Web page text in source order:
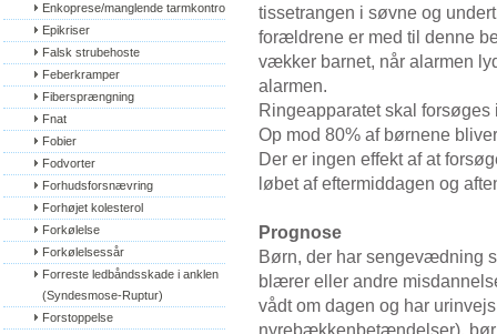
Enkoprese/manglende tarmkontrol
Epikriser
Falsk strubehoste
Feberkramper
Fibersprængning
Fnat
Fobier
Fodvorter
Forhudsforsnævring
Forhøjet kolesterol
Forkølelse
Forkølelsessår
Forreste ledbåndsskade i anklen
(Syndesmose-Ruptur)
Forstoppelse
tissetrangen i søvne og
forældrene er med til denne
vækker barnet, når alarmen
alarmen.
Ringeapparatet skal forsøges
Op mod 80% af børnene
Der er ingen effekt af at
løbet af eftermiddagen og
Prognose
Børn, der har sengevædning
blærer eller andre
vådt om dagen og har
nyrebækkenbetændelser),